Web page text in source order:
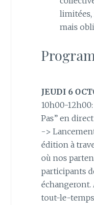
mais
JEUDI 6
10h00-
Pas” en
->
édition à
où nos
participants
échangeront.
tout-le-temps